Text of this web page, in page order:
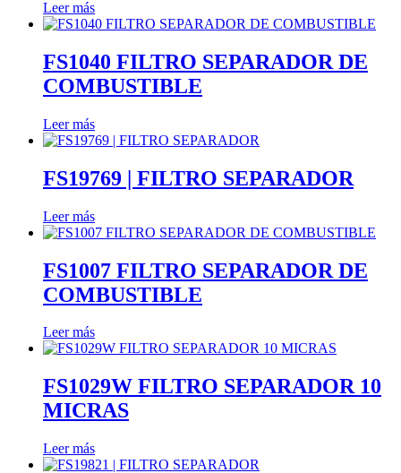
Leer más
FS1040 FILTRO SEPARADOR DE
COMBUSTIBLE
Leer más
FS19769 | FILTRO SEPARADOR
Leer más
FS1007 FILTRO SEPARADOR DE
COMBUSTIBLE
Leer más
FS1029W FILTRO SEPARADOR 10
MICRAS
Leer más